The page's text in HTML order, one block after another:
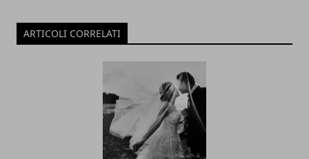
ARTICOLI CORRELATI